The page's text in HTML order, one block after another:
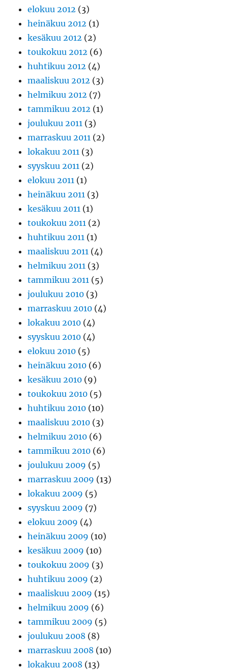
elokuu 2012 (3)
heinäkuu 2012 (1)
kesäkuu 2012 (2)
toukokuu 2012 (6)
huhtikuu 2012 (4)
maaliskuu 2012 (3)
helmikuu 2012 (7)
tammikuu 2012 (1)
joulukuu 2011 (3)
marraskuu 2011 (2)
lokakuu 2011 (3)
syyskuu 2011 (2)
elokuu 2011 (1)
heinäkuu 2011 (3)
kesäkuu 2011 (1)
toukokuu 2011 (2)
huhtikuu 2011 (1)
maaliskuu 2011 (4)
helmikuu 2011 (3)
tammikuu 2011 (5)
joulukuu 2010 (3)
marraskuu 2010 (4)
lokakuu 2010 (4)
syyskuu 2010 (4)
elokuu 2010 (5)
heinäkuu 2010 (6)
kesäkuu 2010 (9)
toukokuu 2010 (5)
huhtikuu 2010 (10)
maaliskuu 2010 (3)
helmikuu 2010 (6)
tammikuu 2010 (6)
joulukuu 2009 (5)
marraskuu 2009 (13)
lokakuu 2009 (5)
syyskuu 2009 (7)
elokuu 2009 (4)
heinäkuu 2009 (10)
kesäkuu 2009 (10)
toukokuu 2009 (3)
huhtikuu 2009 (2)
maaliskuu 2009 (15)
helmikuu 2009 (6)
tammikuu 2009 (5)
joulukuu 2008 (8)
marraskuu 2008 (10)
lokakuu 2008 (13)